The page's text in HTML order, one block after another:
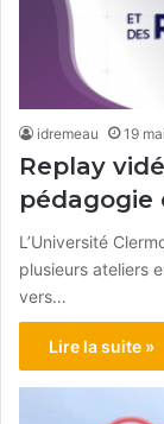
idremeau 19
Replay
pédagogie
L’Université
plusieurs ateliers
vers…
Lire la suite »